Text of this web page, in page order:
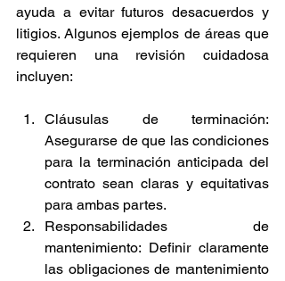
ayuda a evitar futuros desacuerdos y
litigios. Algunos ejemplos de áreas que
requieren una revisión cuidadosa
incluyen:
Cláusulas de terminación:
Asegurarse de que las condiciones
para la terminación anticipada del
contrato sean claras y equitativas
para ambas partes.
Responsabilidades de
mantenimiento: Definir claramente
las obligaciones de mantenimiento